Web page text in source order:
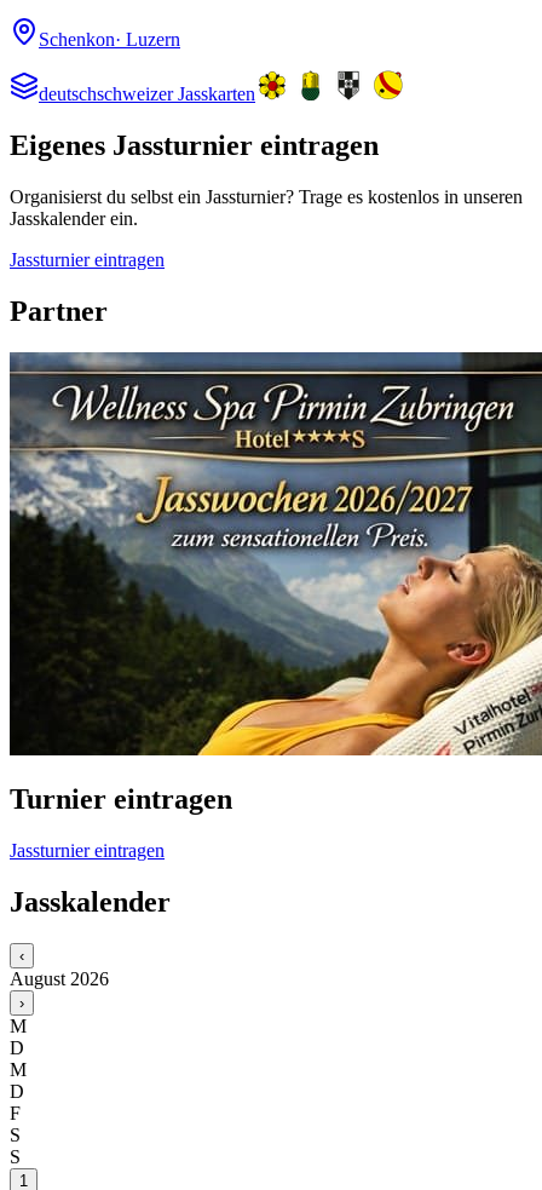
Schenkon· Luzern
deutschschweizer Jasskarten
Eigenes Jassturnier eintragen
Organisierst du selbst ein Jassturnier? Trage es kostenlos in unseren
Jasskalender ein.
Jassturnier eintragen
Partner
Turnier eintragen
Jassturnier eintragen
Jasskalender
‹
August 2026
›
M
D
M
D
F
S
S
1